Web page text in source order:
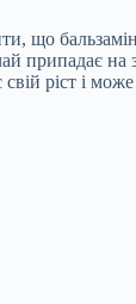
що
припадає на
ріст і